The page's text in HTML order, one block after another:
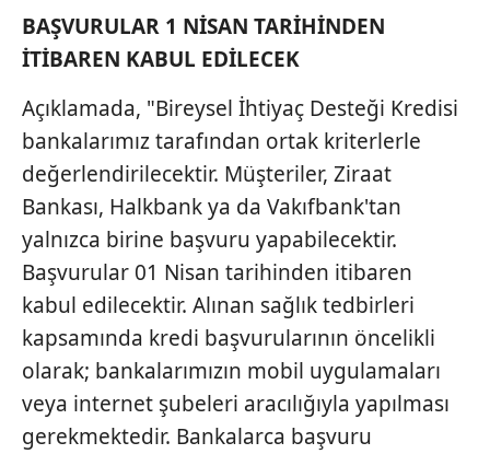
BAŞVURULAR 1 NİSAN TARİHİNDEN
İTİBAREN KABUL EDİLECEK
Açıklamada, "Bireysel İhtiyaç Desteği Kredisi
bankalarımız tarafından ortak kriterlerle
değerlendirilecektir. Müşteriler, Ziraat
Bankası, Halkbank ya da Vakıfbank'tan
yalnızca birine başvuru yapabilecektir.
Başvurular 01 Nisan tarihinden itibaren
kabul edilecektir. Alınan sağlık tedbirleri
kapsamında kredi başvurularının öncelikli
olarak; bankalarımızın mobil uygulamaları
veya internet şubeleri aracılığıyla yapılması
gerekmektedir. Bankalarca başvuru